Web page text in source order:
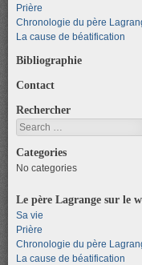
Prière
Chronologie du père
La cause de béatification
Bibliographie
Contact
Rechercher
Search
Categories
No categories
Le père Lagrange sur le
Sa vie
Prière
Chronologie du père
La cause de béatification